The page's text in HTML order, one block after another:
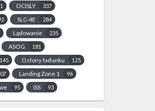
OCISLY 337
SLC-4E 284
Lądowanie 235
ASOG 181
145 Osłony ładunku 125
Landing Zone 1 96
95 ISS 93